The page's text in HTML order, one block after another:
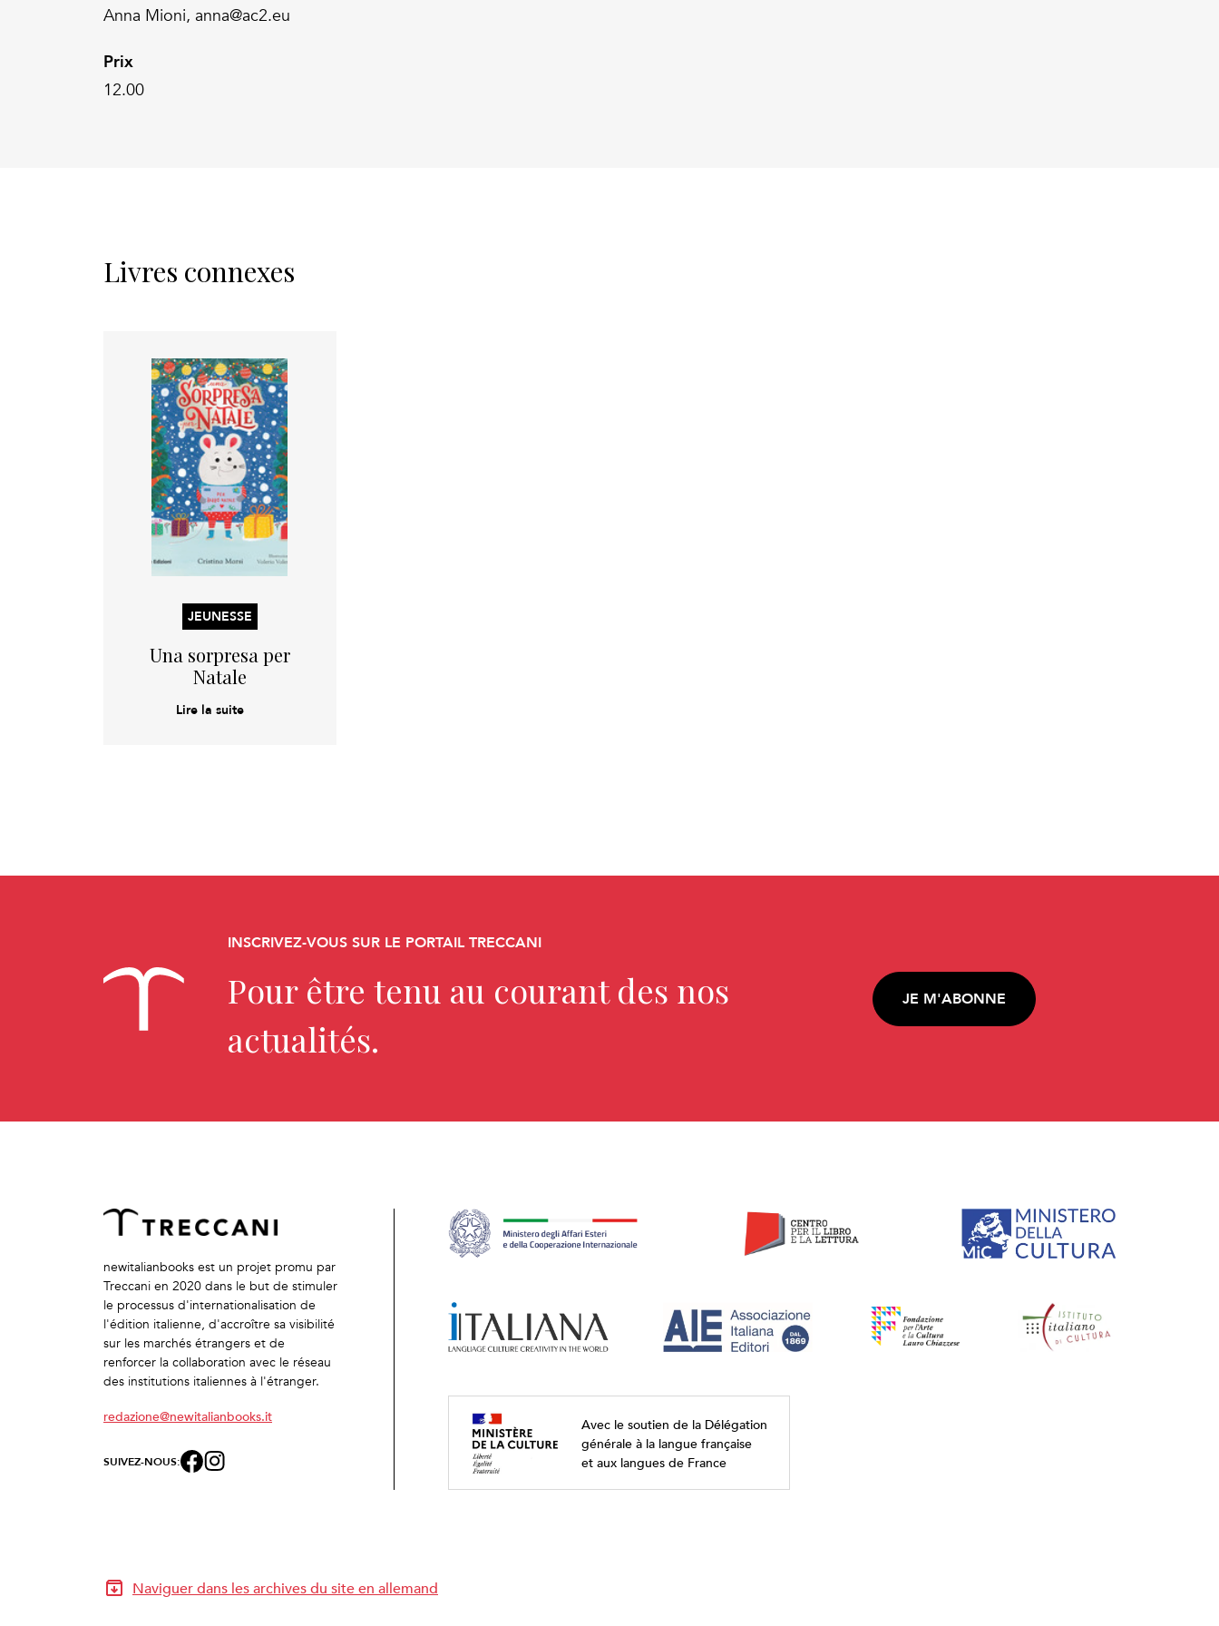
Anna Mioni, anna@ac2.eu
Prix
12.00
Livres connexes
JEUNESSE
Una sorpresa per
Natale
Lire la suite
INSCRIVEZ-VOUS SUR LE PORTAIL TRECCANI
Pour être tenu au courant des nos
actualités.
JE M'ABONNE
newitalianbooks est un projet promu par
Treccani en 2020 dans le but de stimuler
le processus d'internationalisation de
l'édition italienne, d'accroître sa visibilité
sur les marchés étrangers et de
renforcer la collaboration avec le réseau
des institutions italiennes à l'étranger.
redazione@newitalianbooks.it
SUIVEZ-NOUS:
Avec le soutien de la Délégation
générale à la langue française
et aux langues de France
Naviguer dans les archives du site en allemand